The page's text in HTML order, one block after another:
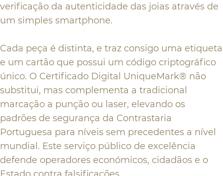
verificação da autenticidade das joias através de
um simples smartphone.
Cada peça é distinta, e traz consigo uma etiqueta
e um cartão que possui um código criptográfico
único. O Certificado Digital UniqueMark® não
substitui, mas complementa a tradicional
marcação a punção ou laser, elevando os
padrões de segurança da Contrastaria
Portuguesa para níveis sem precedentes a nível
mundial. Este serviço público de excelência
defende operadores económicos, cidadãos e o